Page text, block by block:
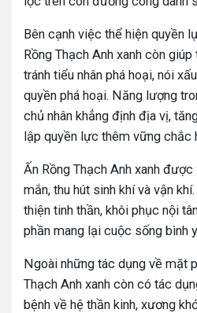
Bên cạnh việc thể hiện quyền
Rồng Thạch Anh xanh còn
tránh tiểu nhân phá hoại, nói
quyền phá hoại. Năng lượng
chủ nhân khẳng định địa vị,
lập quyền lực thêm vững chắc
Ấn Rồng Thạch Anh xanh
mắn, thu hút sinh khí và vận
thiện tinh thần, khôi phục nội
phần mang lại cuộc sống bình
Ngoài những tác dụng về mặt
Thạch Anh xanh còn có tác
bệnh về hệ thần kinh, xương